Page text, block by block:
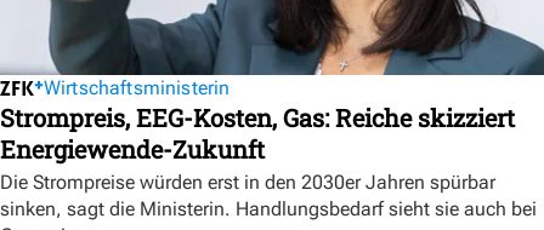
Wirtschaftsministerin
Strompreis, EEG-Kosten, Gas: Reiche skizziert
Energiewende-Zukunft
Die Strompreise würden erst in den 2030er Jahren spürbar
sinken, sagt die Ministerin. Handlungsbedarf sieht sie auch bei